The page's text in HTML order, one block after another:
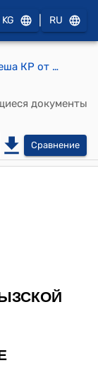
KG RU
Постановление Жогорку Кенеша КР от 6 марта 2007 года № 1689-III "Об оказании материальной помощи"
документы
Сравнение